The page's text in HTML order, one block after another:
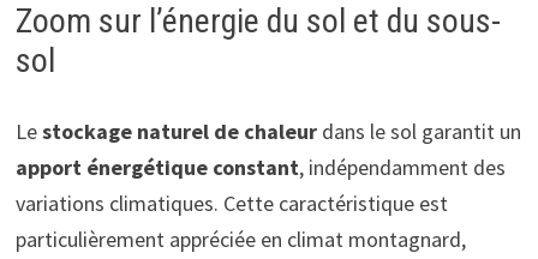
Zoom sur l’énergie du sol et du sous-
sol
Lestockage naturel de chaleurdans le sol garantit un
apport énergétique constant, indépendamment des
variations climatiques. Cette caractéristique est
particulièrement appréciée en climat montagnard,